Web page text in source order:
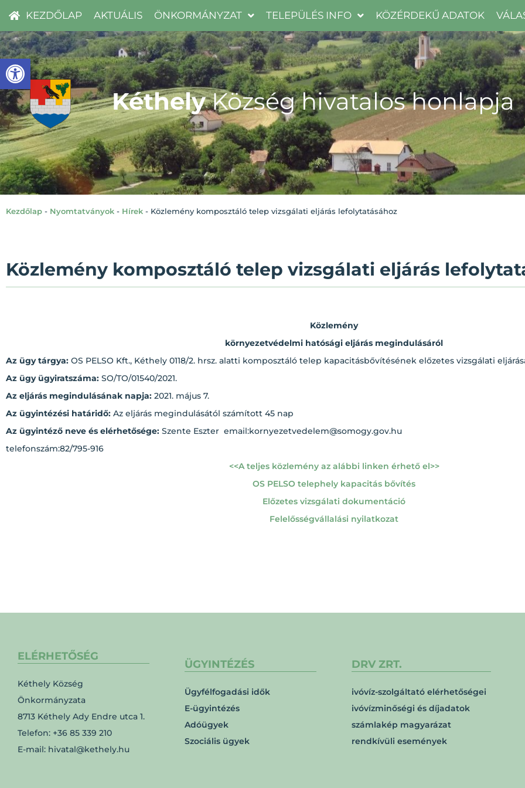
Eszköztár megnyitása
KEZDŐLAP AKTUÁLIS ÖNKORMÁNYZAT TELEPÜLÉS INFO KÖZÉRDEKŰ ADATOK
Kéthely Község hivatalos honlapja
Kezdőlap - Nyomtatványok - Hírek - Közlemény komposztáló telep vizsgálati eljárás lefolytatásához
Közlemény komposztáló telep vizsgálati eljárás
Közlemény
környezetvédelmi hatósági eljárás megindulásáról
Az ügy tárgya: OS PELSO Kft., Kéthely 0118/2. hrsz. alatti komposztáló telep kapacitásbővítésének előzetes vizsgálati
Az ügy ügyiratszáma: SO/TO/01540/2021.
Az eljárás megindulásának napja: 2021. május 7.
Az ügyintézési határidő: Az eljárás megindulásától számított 45 nap
Az ügyintéző neve és elérhetősége: Szente Eszter email:kornyezetvedelem@somogy.gov.hu
telefonszám:82/795-916
<<A teljes közlemény az alábbi linken érhető el>>
OS PELSO telephely kapacitás bővítés
Előzetes vizsgálati dokumentáció
Felelősségvállalási nyilatkozat
ELÉRHETŐSÉG
Kéthely Község
Önkormányzata
8713 Kéthely Ady Endre utca 1.
Telefon: +36 85 339 210
E-mail: hivatal@kethely.hu
ÜGYINTÉZÉS
Ügyfélfogadási idők
E-ügyintézés
Adóügyek
Szociális ügyek
DRV ZRT.
ivóvíz-szolgáltató elérhetőségei
ivóvízminőségi és díjadatok
számlakép magyarázat
rendkívüli események